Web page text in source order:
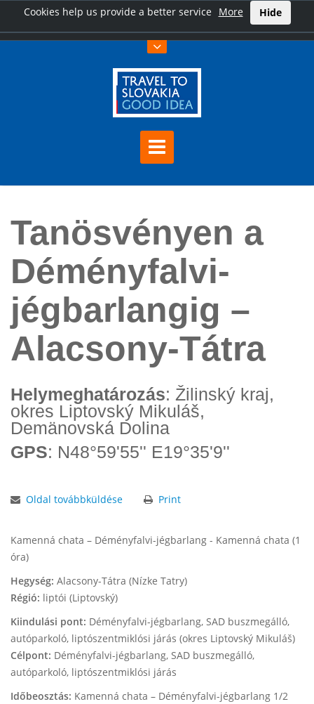
Cookies help us provide a better service More Hide
Tanösvényen a Déményfalvi-jégbarlangig – Alacsony-Tátra
Tanösvényen a
Déményfalvi-
jégbarlangig –
Alacsony-Tátra
Helymeghatározás: Žilinský kraj,
okres Liptovský Mikuláš,
Demänovská Dolina
GPS: N48°59'55'' E19°35'9''
Oldal továbbküldése Print
Kamenná chata – Déményfalvi-jégbarlang - Kamenná chata (1
óra)
Hegység: Alacsony-Tátra (Nízke Tatry)
Régió: liptói (Liptovský)
Kiindulási pont: Déményfalvi-jégbarlang, SAD buszmegálló,
autóparkoló, liptószentmiklósi járás (okres Liptovský Mikuláš)
Célpont: Déményfalvi-jégbarlang, SAD buszmegálló,
autóparkoló, liptószentmiklósi járás
Időbeosztás: Kamenná chata – Déményfalvi-jégbarlang 1/2